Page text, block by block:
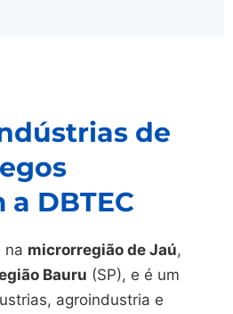
de
DBTEC
na microrregião de Jaú,
Bauru (SP), e é um
agroindustria e